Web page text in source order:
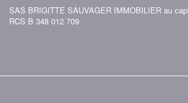
SAS BRIGITTE SAUVAGER IMMOBILIER au
RCS B 348 012 709